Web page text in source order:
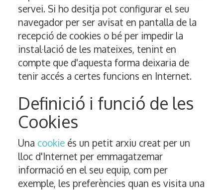
servei. Si ho desitja pot configurar el seu
navegador per ser avisat en pantalla de la
recepció de cookies o bé per impedir la
instal·lació de les mateixes, tenint en
compte que d'aquesta forma deixaria de
tenir accés a certes funcions en Internet.
Definició i funció de les
Cookies
Una cookie és un petit arxiu creat per un
lloc d'Internet per emmagatzemar
informació en el seu equip, com per
exemple, les preferències quan es visita una